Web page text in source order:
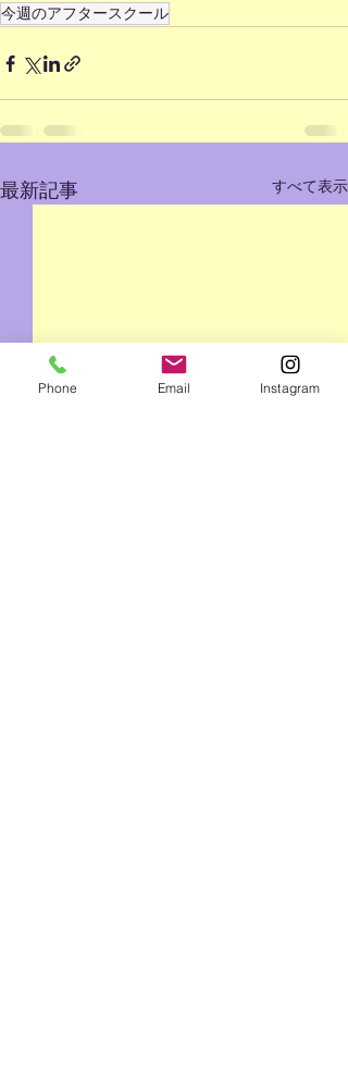
今週のアフタースクール
最新記事 すべて表示
Phone Email Instagram